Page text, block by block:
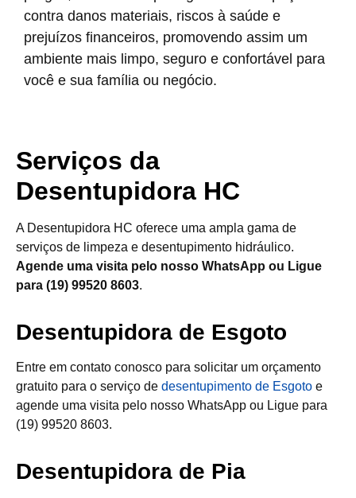
contra danos materiais, riscos à saúde e
prejuízos financeiros, promovendo assim um
ambiente mais limpo, seguro e confortável para
você e sua família ou negócio.
Serviços da
Desentupidora HC
A Desentupidora HC oferece uma ampla gama de
serviços de limpeza e desentupimento hidráulico.
Agende uma visita pelo nosso WhatsApp ou Ligue
para (19) 99520 8603.
Desentupidora de Esgoto
Entre em contato conosco para solicitar um orçamento
gratuito para o serviço de desentupimento de Esgoto e
agende uma visita pelo nosso WhatsApp ou Ligue para
(19) 99520 8603.
Desentupidora de Pia